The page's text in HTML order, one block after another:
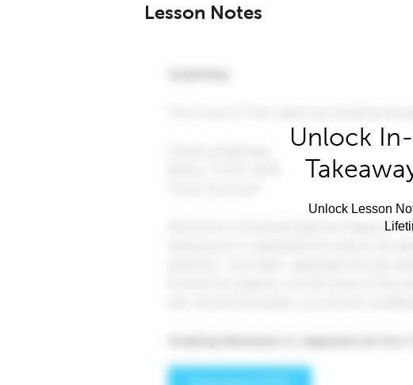
Lesson Notes
Unlock
Unlock Lesson